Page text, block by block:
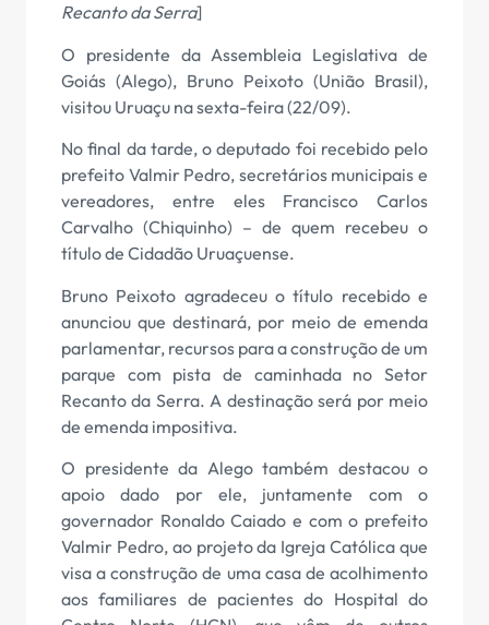
Recanto da Serra]
O presidente da Assembleia Legislativa de
Goiás (Alego), Bruno Peixoto (União Brasil),
visitou Uruaçu na sexta-feira (22/09).
No final da tarde, o deputado foi recebido pelo
prefeito Valmir Pedro, secretários municipais e
vereadores, entre eles Francisco Carlos
Carvalho (Chiquinho) – de quem recebeu o
título de Cidadão Uruaçuense.
Bruno Peixoto agradeceu o título recebido e
anunciou que destinará, por meio de emenda
parlamentar, recursos para a construção de um
parque com pista de caminhada no Setor
Recanto da Serra. A destinação será por meio
de emenda impositiva.
O presidente da Alego também destacou o
apoio dado por ele, juntamente com o
governador Ronaldo Caiado e com o prefeito
Valmir Pedro, ao projeto da Igreja Católica que
visa a construção de uma casa de acolhimento
aos familiares de pacientes do Hospital do